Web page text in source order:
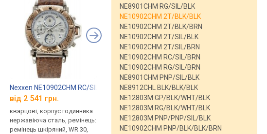
SIL/BRN
Nexxen NE10902CHM RC/SIL/BRN
від 2 541 грн.
кварцові, корпус годинника
нержавіюча сталь, ремінець:
ремінець шкіряний, WR 30,
Nexxen NE10902CHM RG/SIL/BRN
від 2 541 грн.
кварцові, корпус годинника
нержавіюча сталь, ремінець:
ремінець шкіряний, WR 30,
від 2 541 грн.
кварцові, корпус
нержавіюча сталь,
ремінець шкіряний,
NE8901CHM RG/SIL/BLK
NE10902CHM 2T/BLK/BLK
NE10902CHM 2T/BLK/BRN
NE10902CHM 2T/SIL/BLK
NE10902CHM 2T/SIL/BRN
NE10902CHM RC/SIL/BRN
NE10902CHM RG/SIL/BRN
NE8901CHM PNP/SIL/BLK
NE8912CHL BLK/BLK/BLK
NE12803M GP/BLK/WHT/BLK
NE12803M RG/BLK/WHT/BLK
NE12803M PNP/PNP/SIL/BLK
NE10902CHM PNP/BLK/BLK/BRN